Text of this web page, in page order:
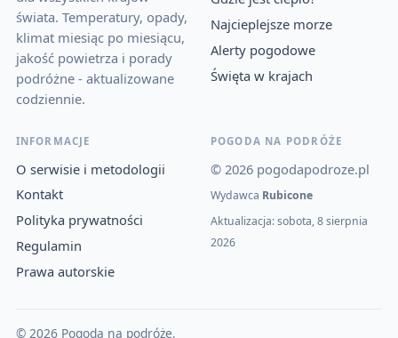
świata. Temperatury, opady,
klimat miesiąc po miesiącu,
jakość powietrza i porady
podróżne - aktualizowane
codziennie.
Najcieplejsze morze
Alerty pogodowe
Święta w krajach
INFORMACJE
O serwisie i metodologii
Kontakt
Polityka prywatności
Regulamin
Prawa autorskie
POGODA NA PODRÓŻE
© 2026 pogodapodroze.pl
Wydawca Rubicone
Aktualizacja: sobota, 8 sierpnia
2026
© 2026 Pogoda na podróże.